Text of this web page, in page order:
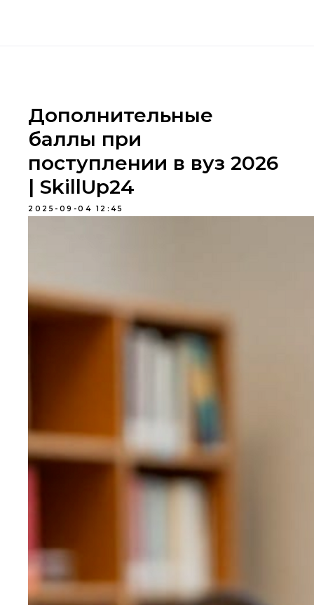
Дополнительные
баллы при
поступлении в вуз 2026
| SkillUp24
2025-09-04 12:45